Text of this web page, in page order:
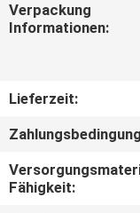
TRETEN
MIT
IN
Verpackung
Informationen:
Lieferzeit:
Fähigkeit: